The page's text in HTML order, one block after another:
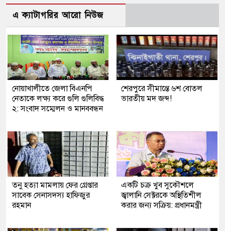
এ ক্যাটাগরির আরো নিউজ
নোয়াখালীতে জেলা বিএনপি
নেতাকে লক্ষ্য করে গুলি গুলিবিদ্ধ
২: সংবাদ সম্মেলন ও মানববন্ধন
শেরপুরে সীমান্তে ৬শ বোতল
ভারতীয় মদ জব্দ!
তনু হত্যা মামলায় ফের গ্রেপ্তার
সাবেক সেনাসদস্য হাফিজুর
রহমান
একটি চক্র খুব সুকৌশলে
জ্বালানি সেক্টরকে অস্থিতিশীল
করার জন্য সক্রিয়: প্রধানমন্ত্রী